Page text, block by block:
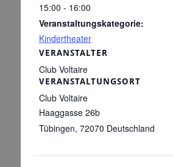
15:00 - 16:00
Veranstaltungskategorie:
Kindertheater
VERANSTALTUNGSORT
Club Voltaire
Haaggasse 26b
Tübingen, 72070 Deutschland
VERANSTALTER
Club Voltaire